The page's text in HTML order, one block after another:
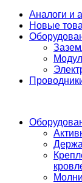
Аналоги и
Новые